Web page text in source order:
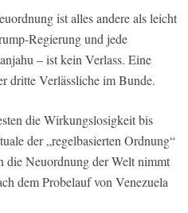
ist alles andere als leicht
Regierung und jede
– ist kein Verlass. Eine
dritte Verlässliche im Bunde.
die Wirkungslosigkeit bis
der „regelbasierten Ordnung“
die Neuordnung der Welt nimmt
dem Probelauf von Venezuela